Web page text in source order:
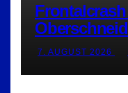
verletzt
7. AUGUST 2026